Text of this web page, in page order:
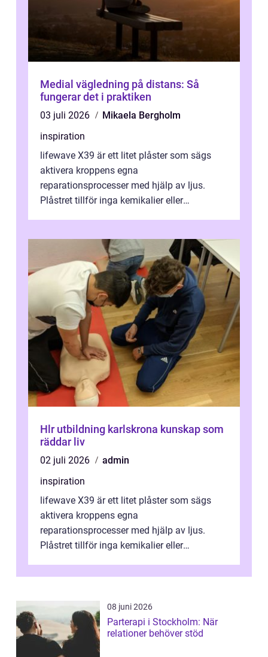
Medial vägledning på distans: Så
fungerar det i praktiken
03 juli 2026
Mikaela Bergholm
inspiration
lifewave X39 är ett litet plåster som sägs
aktivera kroppens egna
reparationsprocesser med hjälp av ljus.
Plåstret tillför inga kemikalier eller
Hlr utbildning karlskrona kunskap som
räddar liv
02 juli 2026
admin
inspiration
lifewave X39 är ett litet plåster som sägs
aktivera kroppens egna
reparationsprocesser med hjälp av ljus.
Plåstret tillför inga kemikalier eller
ljusbaserad stimula...
08 juni 2026
Parterapi i Stockholm: När
relationer behöver stöd